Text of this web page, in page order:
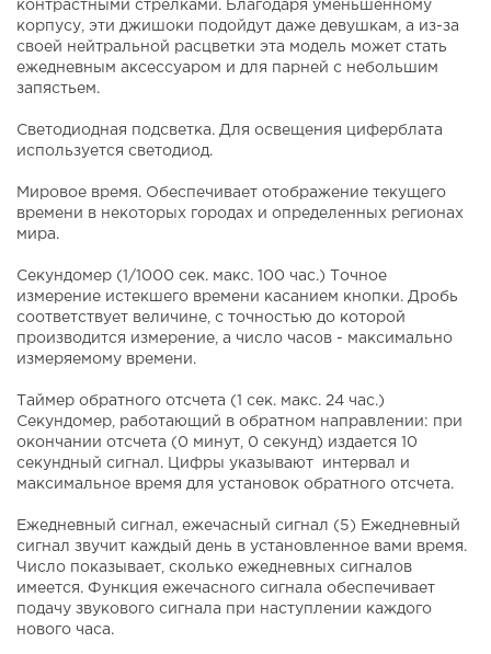
контрастными стрелками. Благодаря уменьшенному
корпусу, эти джишоки подойдут даже девушкам, а из-за
своей нейтральной расцветки эта модель может стать
ежедневным аксессуаром и для парней с небольшим
запястьем.
Светодиодная подсветка. Для освещения циферблата
используется светодиод.
Мировое время. Обеспечивает отображение текущего
времени в некоторых городах и определенных регионах
мира.
Секундомер (1/1000 сек. макс. 100 час.) Точное
измерение истекшего времени касанием кнопки. Дробь
соответствует величине, с точностью до которой
производится измерение, а число часов - максимально
измеряемому времени.
Таймер обратного отсчета (1 сек. макс. 24 час.)
Секундомер, работающий в обратном направлении: при
окончании отсчета (0 минут, 0 секунд) издается 10
секундный сигнал. Цифры указывают интервал и
максимальное время для установок обратного отсчета.
Ежедневный сигнал, ежечасный сигнал (5) Ежедневный
сигнал звучит каждый день в установленное вами время.
Число показывает, сколько ежедневных сигналов
имеется. Функция ежечасного сигнала обеспечивает
подачу звукового сигнала при наступлении каждого
нового часа.